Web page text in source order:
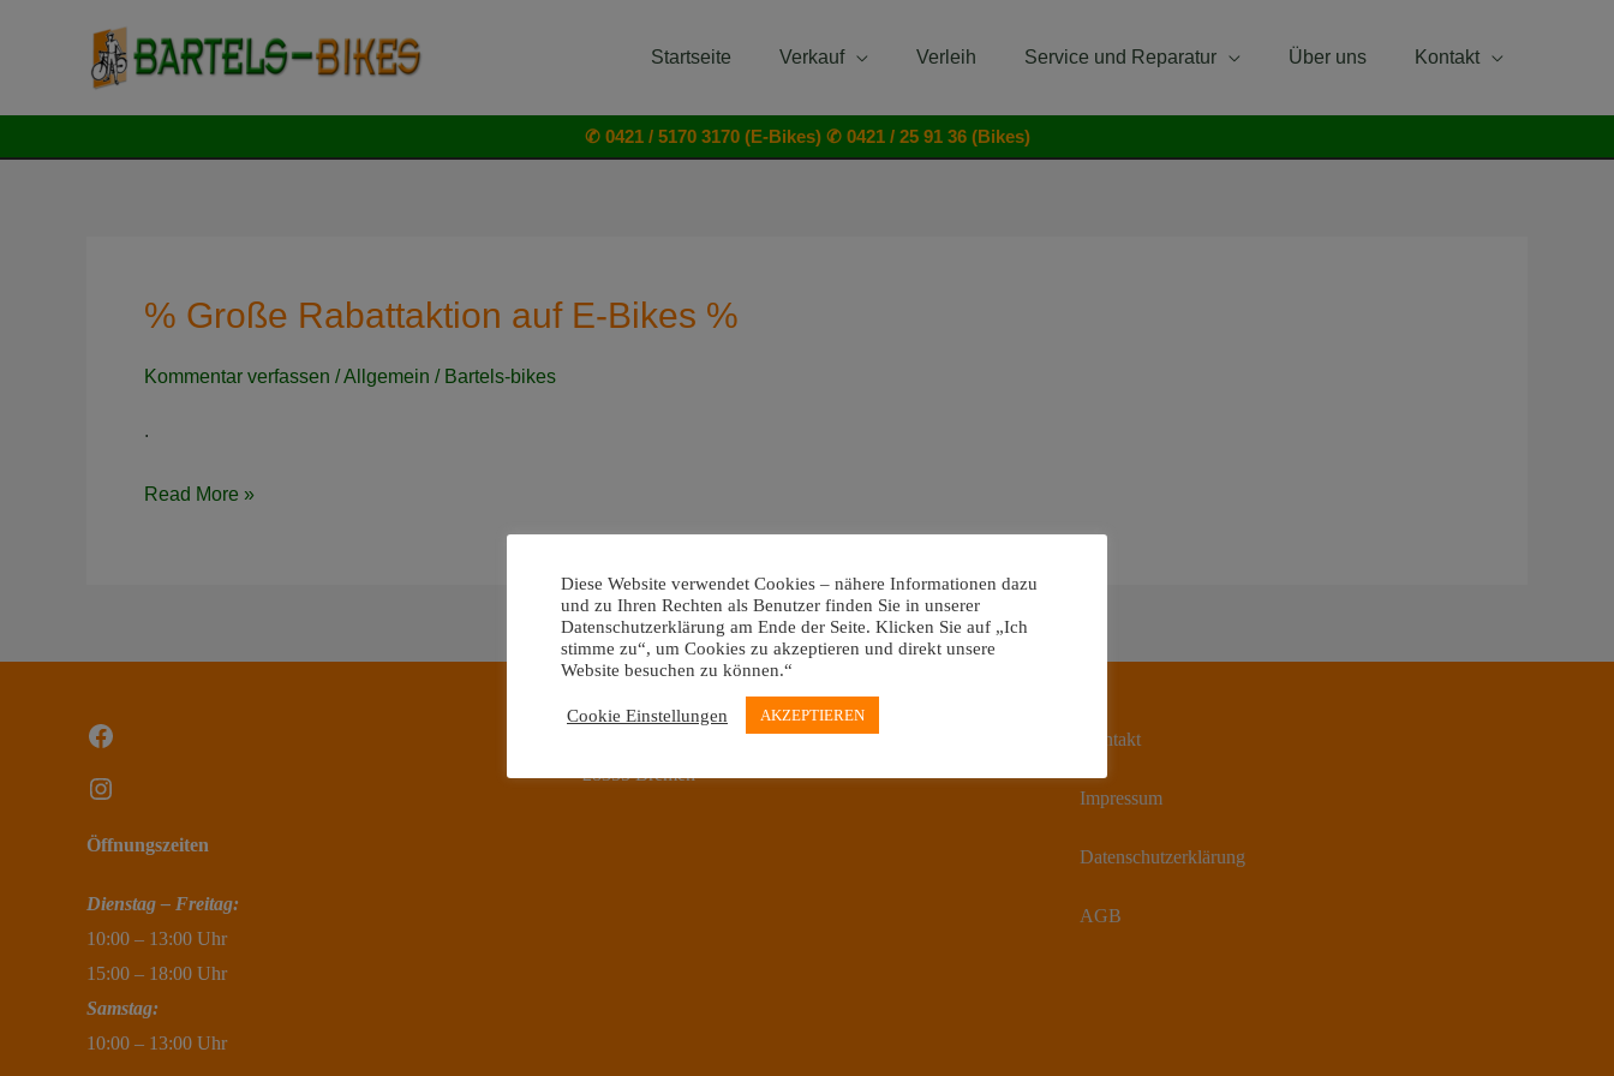
Startseite Verkauf Verleih Service und Reparatur Über uns Kontakt
✆ 0421 / 5170 3170 (E-Bikes) ✆ 0421 / 25 91 36 (Bikes)
% Große Rabattaktion auf E-Bikes %
Kommentar verfassen /Allgemein / Bartels-bikes
.
%
Bikes
Read More »
Facebook
Instagram
Öffnungszeiten
Dienstag – Freitag:
10:00 – 13:00 Uhr
15:00 – 18:00 Uhr
Samstag:
10:00 – 13:00 Uhr
Oberneulander Landstraße 39 & Mühlenfeldstraße 20
28355 Bremen
Kontakt
Impressum
Datenschutzerklärung
AGB
Diese Website verwendet Cookies – nähere Informationen dazu
und zu Ihren Rechten als Benutzer finden Sie in unserer
Datenschutzerklärung am Ende der Seite. Klicken Sie auf „Ich
stimme zu“, um Cookies zu akzeptieren und direkt unsere
Website besuchen zu können.“
Cookie Einstellungen AKZEPTIEREN